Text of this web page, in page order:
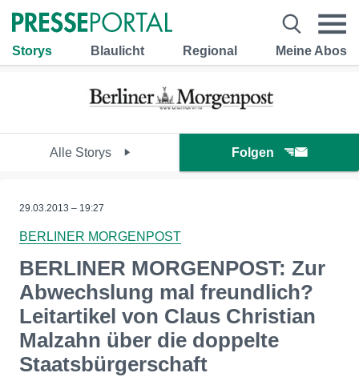
Storys Blaulicht Regional Meine Abos
Alle Storys Folgen
29.03.2013 – 19:27
BERLINER MORGENPOST
BERLINER MORGENPOST: Zur
Abwechslung mal freundlich?
Leitartikel von Claus Christian
Malzahn über die doppelte
Staatsbürgerschaft